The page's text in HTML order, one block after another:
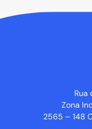
Rua
Zona
2565 – 148